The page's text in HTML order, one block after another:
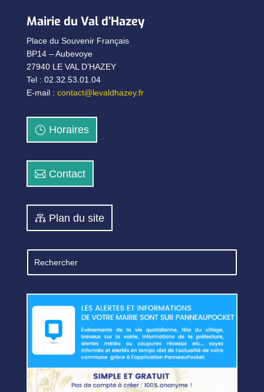
Mairie du Val d’Hazey
Place du Souvenir Français
BP14 – Aubevoye
27940 LE VAL D’HAZEY
Tel : 02.32.53.01.04
E-mail : contact@levaldhazey.fr
Horaires
Contact
Plan du site